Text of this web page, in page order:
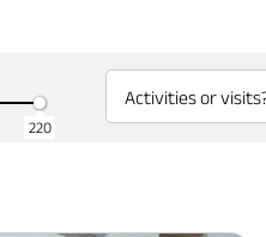
220
Activities or